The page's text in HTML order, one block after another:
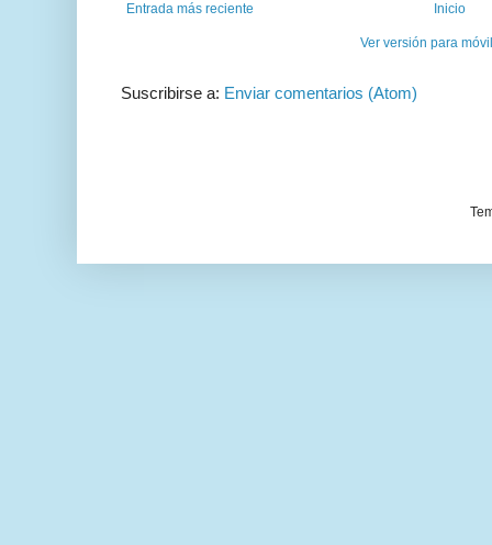
Entrada más reciente Inicio
Ver versión para
Suscribirse a: Enviar comentarios (Atom)